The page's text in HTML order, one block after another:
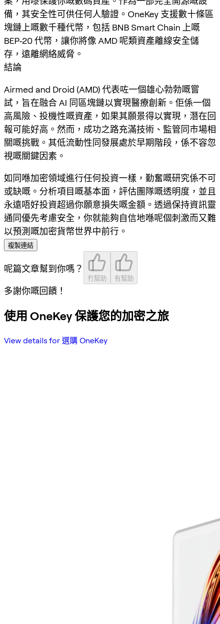
備，其安全性可供任何人驗證。OneKey 支援數十條區
塊鏈上嘅數千種代幣，包括 BNB Smart Chain 上嘅
BEP-20 代幣，讓你將像 AMD 呢類資產離線安全儲
存，遠離網絡威脅。
結論
Airmed and Droid (AMD) 代表咗一個雄心勃勃嘅嘗
試，旨在融合 AI 同區塊鏈以實現醫療創新。佢係一個
高風險、投機性嘅資產，如果其願景得以實現，潛在回
報可能好高。然而，成功之路充滿技術、監管同市場相
關嘅挑戰。其低流動性同發展處於早期階段，係不容忽
視嘅關鍵因素。
如同喺加密領域進行任何投資一樣，勤奮嘅研究係不可
或缺嘅。分析項目嘅基本面，評估團隊嘅透明度，並且
永遠唔好投資超過你願意損失嘅金額。透過保持資訊靈
通同優先考慮安全，你就能夠自信地喺呢個刺激而又難
以預測嘅加密貨幣世界中前行。
複製連結
呢篇文章幫到你嗎？
冇幫助 有幫助
多謝你嘅回饋！
使用 OneKey 保護您的加密之旅
View details for 選購 OneKey